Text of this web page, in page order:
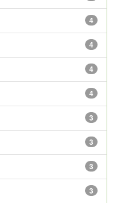
4
4
4
4
3
3
3
3